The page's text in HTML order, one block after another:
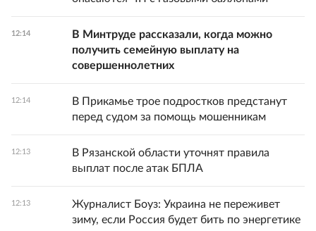
12:14
В Минтруде рассказали, когда можно
получить семейную выплату на
совершеннолетних
12:14
В Прикамье трое подростков предстанут
перед судом за помощь мошенникам
12:13
В Рязанской области уточнят правила
выплат после атак БПЛА
12:13
Журналист Боуз: Украина не переживет
зиму, если Россия будет бить по энергетике